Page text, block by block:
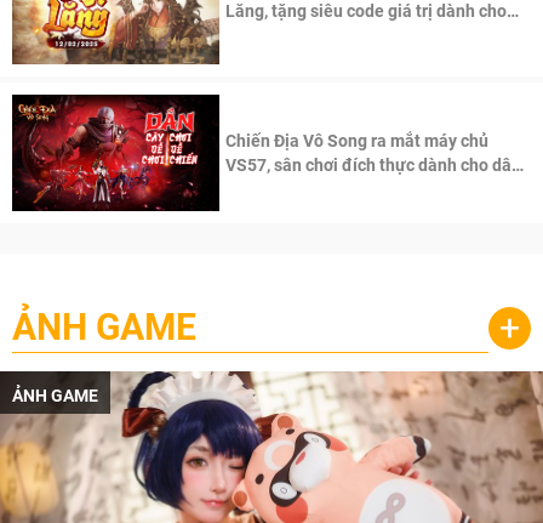
Lăng, tặng siêu code giá trị dành cho
Chiến Địa Vô Song ra mắt máy chủ
VS57, sân chơi đích thực dành cho dân
ẢNH GAME +
ẢNH GAME